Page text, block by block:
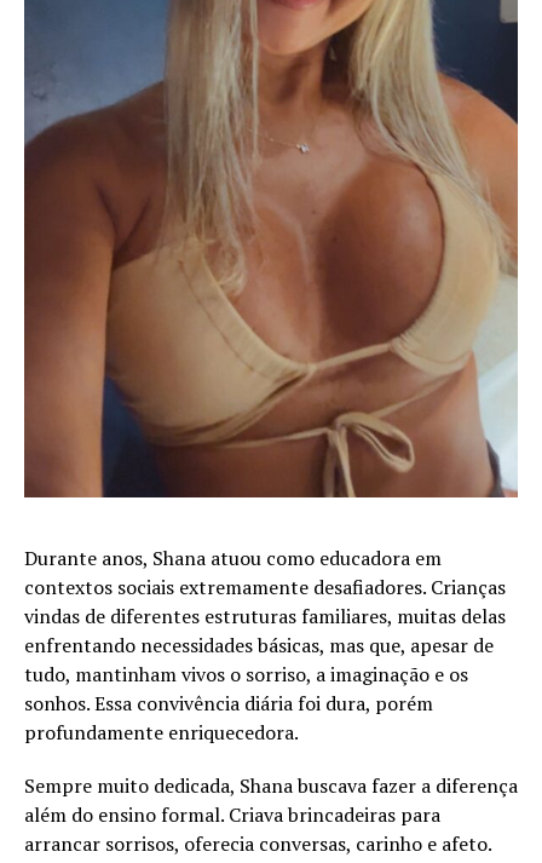
Durante anos, Shana atuou como educadora em
contextos sociais extremamente desafiadores. Crianças
vindas de diferentes estruturas familiares, muitas delas
enfrentando necessidades básicas, mas que, apesar de
tudo, mantinham vivos o sorriso, a imaginação e os
sonhos. Essa convivência diária foi dura, porém
profundamente enriquecedora.
Sempre muito dedicada, Shana buscava fazer a diferença
além do ensino formal. Criava brincadeiras para
arrancar sorrisos, oferecia conversas, carinho e afeto.